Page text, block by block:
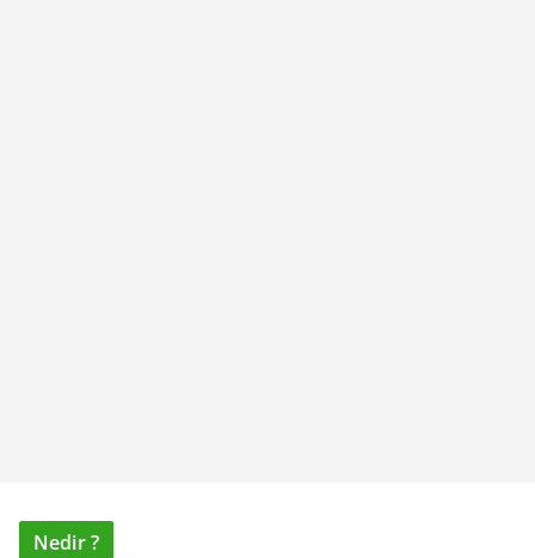
Nedir ?